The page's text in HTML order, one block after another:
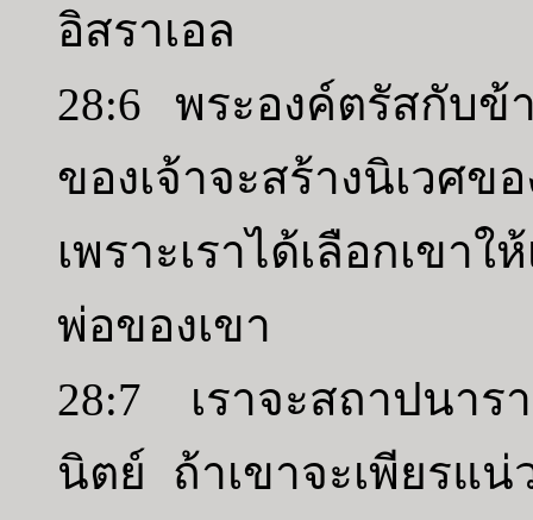
อิสราเอล
28:6 พระองค์ตรัสกับข้
ของเจ้าจะสร้างนิเวศข
เพราะเราได้เลือกเขา
พ่อของเขา
28:7 เราจะสถาปนาร
นิตย์ ถ้าเขาจะเพียรแ